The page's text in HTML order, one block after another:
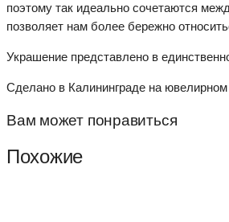
поэтому так идеально сочетаются
позволяет нам более бережно
Украшение представлено в
Сделано в Калининграде на
Вам может понравиться
Похожие